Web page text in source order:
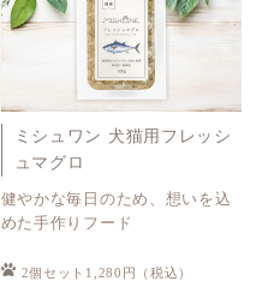
ミシュワン 犬猫用フレッシ
ュマグロ
健やかな毎日のため、想いを込
めた手作りフード
2個セット1,280円（税込）